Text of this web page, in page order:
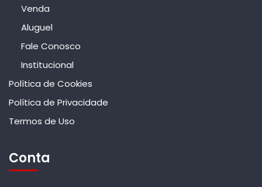
Venda
Aluguel
Fale Conosco
Institucional
Política de Cookies
Política de Privacidade
Termos de Uso
Conta